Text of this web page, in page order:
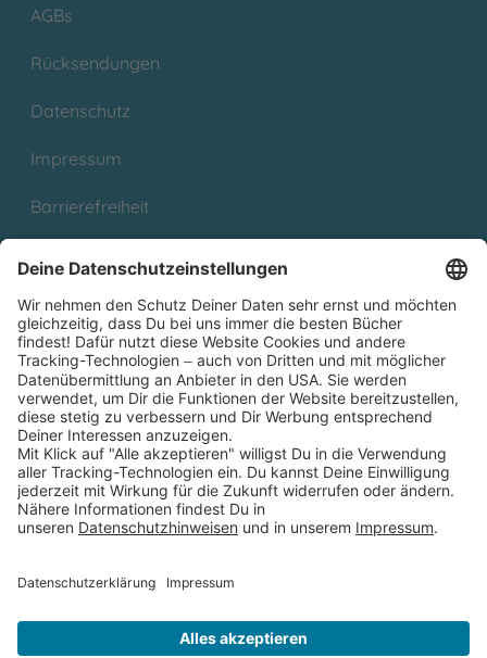
AGBs
Rücksendungen
Datenschutz
Impressum
Barrierefreiheit
Partnerprogramm (Affiliate)
Folge uns auf
* Versandkostenfrei ab 9,00 € Bestellwert innerhalb
Deutschlands
** Lieferzeit 1-3 Werktage innerhalb Deutschlands
Thienemann-Esslinger Verlag GmbH, Blumenstraße 36, D-70182